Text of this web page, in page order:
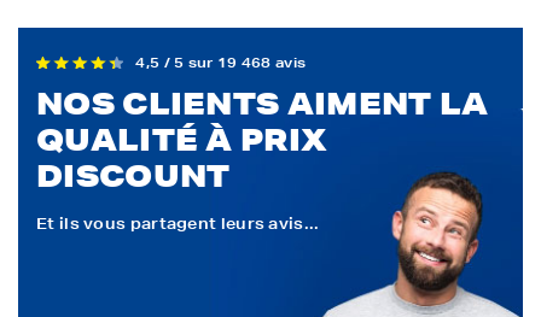
4,5 / 5 sur 19 468 avis
NOS CLIENTS AIMENT LA
QUALITÉ À PRIX
DISCOUNT
Et ils vous partagent leurs avis...